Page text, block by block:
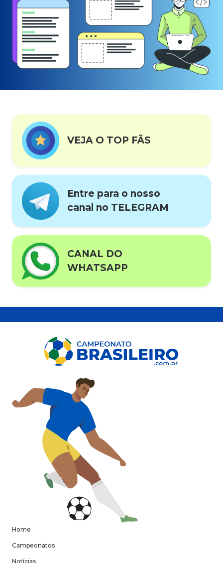
VEJA O TOP FÃS
Entre para o nosso
canal no TELEGRAM
CANAL DO
WHATSAPP
Home
Campeonatos
Notícias